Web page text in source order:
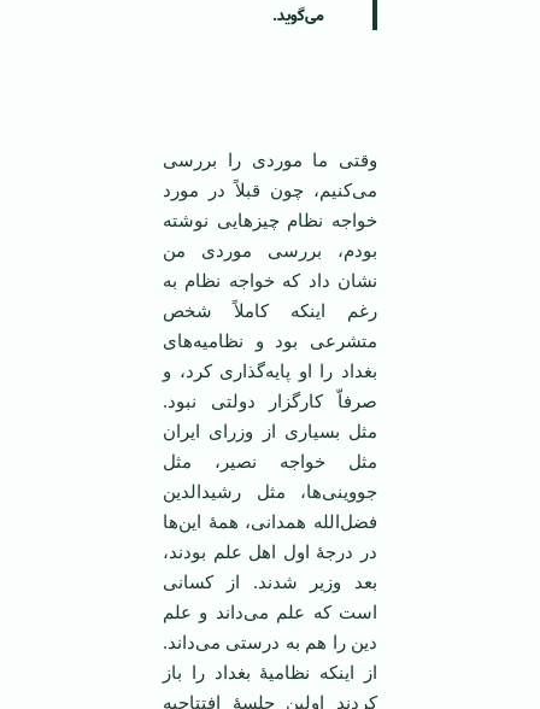
می‌گوید.
وقتی ما موردی را بررسی
می‌کنیم، چون قبلاً در مورد
خواجه نظام چیزهایی نوشته
بودم، بررسی موردی من
نشان داد که خواجه نظام به
رغم اینکه کاملاً شخص
متشرعی بود و نظامیه‌های
بغداد را او پایه‌گذاری کرد، و
صرفاّ کارگزار دولتی نبود.
مثل بسیاری از وزرای ایران
مثل خواجه نصیر، مثل
جووینی‌ها، مثل رشیدالدین
فضل‌الله همدانی، همۀ این‌ها
در درجۀ اول اهل علم بودند،
بعد وزیر شدند. از کسانی
است که علم می‌داند و علم
دین را هم به درستی می‌داند.
از اینکه نظامیۀ بغداد را باز
کردند اولین جلسۀ افتتاحیه